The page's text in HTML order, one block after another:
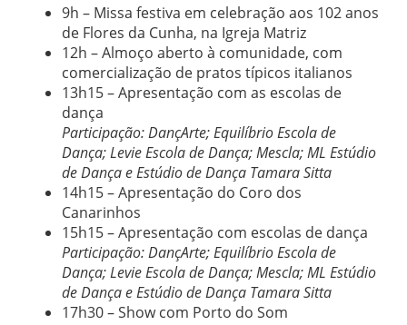
9h – Missa festiva em celebração aos 102 anos
de Flores da Cunha, na Igreja Matriz
12h – Almoço aberto à comunidade, com
comercialização de pratos típicos italianos
13h15 – Apresentação com as escolas de
dança
Participação: DançArte; Equilíbrio Escola de
Dança; Levie Escola de Dança; Mescla; ML Estúdio
de Dança e Estúdio de Dança Tamara Sitta
14h15 – Apresentação do Coro dos
Canarinhos
15h15 – Apresentação com escolas de dança
Participação: DançArte; Equilíbrio Escola de
Dança; Levie Escola de Dança; Mescla; ML Estúdio
de Dança e Estúdio de Dança Tamara Sitta
17h30 – Show com Porto do Som